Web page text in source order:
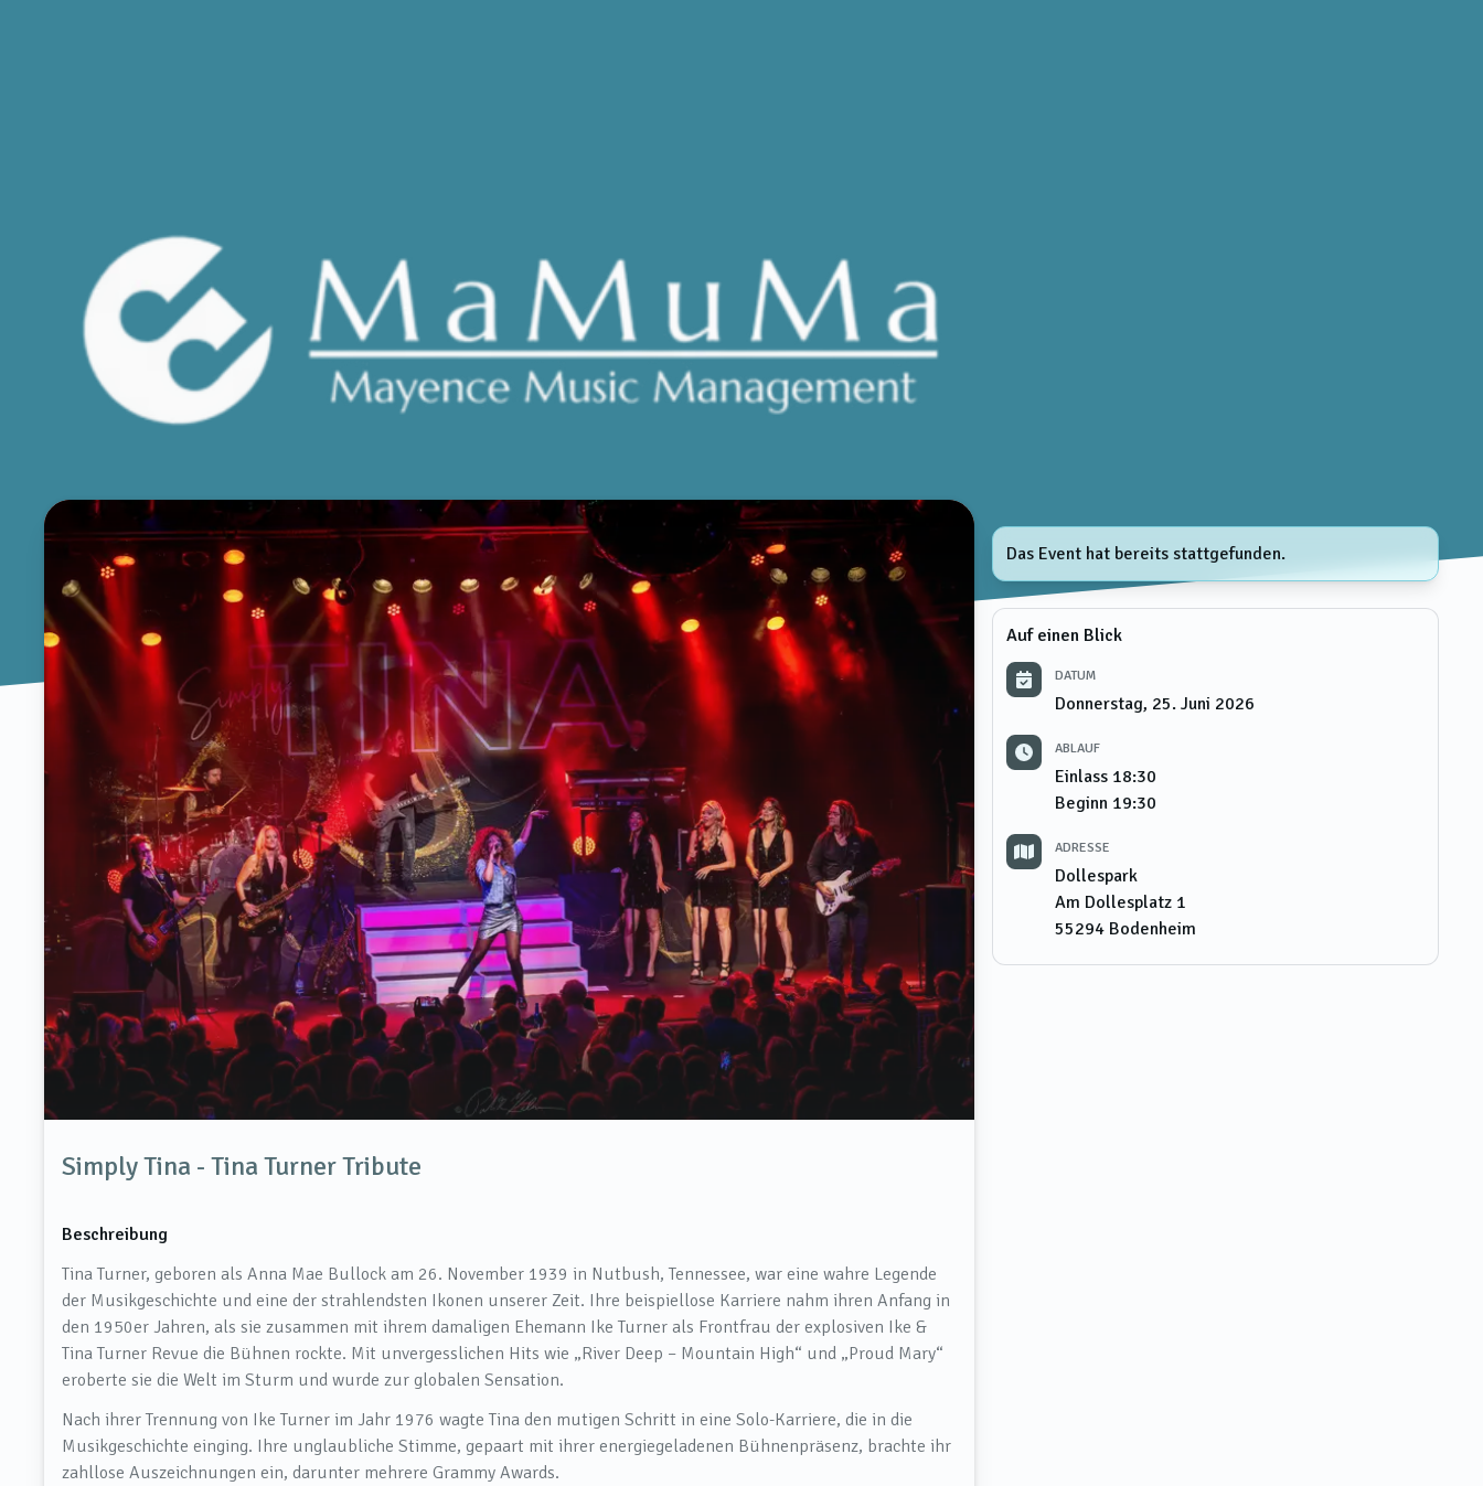
Simply Tina - Tina Turner Tribute
Beschreibung
Tina Turner, geboren als Anna Mae Bullock am 26. November 1939 in Nutbush, Tennessee, war eine wahre Legende
der Musikgeschichte und eine der strahlendsten Ikonen unserer Zeit. Ihre beispiellose Karriere nahm ihren Anfang in
den 1950er Jahren, als sie zusammen mit ihrem damaligen Ehemann Ike Turner als Frontfrau der explosiven Ike &
Tina Turner Revue die Bühnen rockte. Mit unvergesslichen Hits wie „River Deep – Mountain High“ und „Proud Mary“
eroberte sie die Welt im Sturm und wurde zur globalen Sensation.
Nach ihrer Trennung von Ike Turner im Jahr 1976 wagte Tina den mutigen Schritt in eine Solo-Karriere, die in die
Musikgeschichte einging. Ihre unglaubliche Stimme, gepaart mit ihrer energiegeladenen Bühnenpräsenz, brachte ihr
zahllose Auszeichnungen ein, darunter mehrere Grammy Awards.
Das Event hat bereits stattgefunden.
Auf einen Blick
DATUM
Donnerstag, 25. Juni 2026
ABLAUF
Einlass 18:30
Beginn 19:30
ADRESSE
Dollespark
Am Dollesplatz 1
55294 Bodenheim